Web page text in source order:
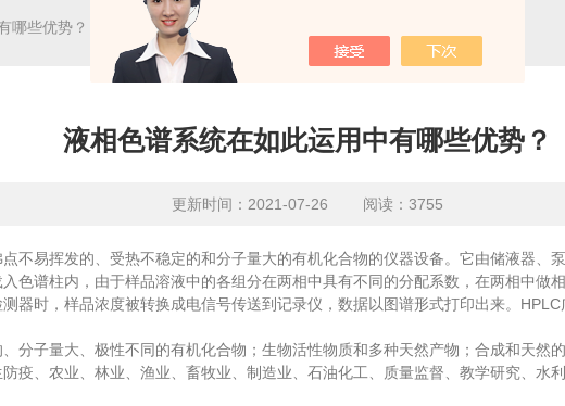
哪些优势？
液相色谱系统在如此运用中有哪些优势？
更新时间：2021-07-26 阅读：3755
易挥发的、受热不稳定的和分子量大的有机化合物的仪器设备。它由储液器、
色谱柱内，由于样品溶液中的各组分在两相中具有不同的分配系数，在两相中做
器时，样品浓度被转换成电信号传送到记录仪，数据以图谱形式打印出来。
子量大、极性不同的有机化合物；生物活性物质和多种天然产物；合成和天然
疫、农业、林业、渔业、畜牧业、制造业、石油化工、质量监督、教学研究、水利